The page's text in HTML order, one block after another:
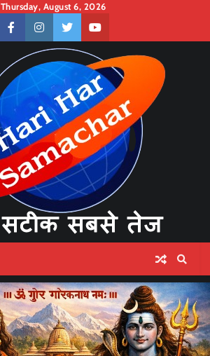
Thursday, August 6, 2026
facebookinstagramtwitteryoutube